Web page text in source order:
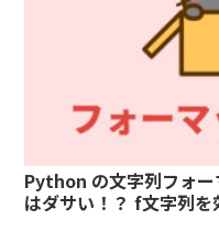
Python の文字列フォ
はダサい！？ f文字列